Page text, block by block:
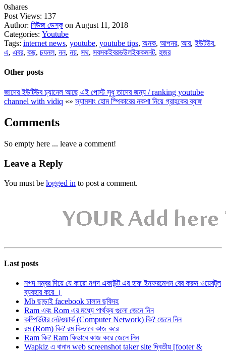
0shares
Post Views: 137
Author: নিউজ ডেস্ক on August 11, 2018
Categories: Youtube
Tags: internet news, youtube, youtube tips, অনক, আপনর, আর,ইউটউব,
এ, এবর, কছ, চযনল, নন, নয়, সথ, সবসকইবরভউলইককমনট, হজর
Other posts
জাদের ইউটিউব চ্যানেল আছে এই পোস্ট সুধু তাদের জন্য / ranking youtube
channel with vidiq «»স্যামসাং হোম স্পিকারের নকশা নিয়ে গ্রাহকের ব্যাঙ্গ
Comments
So empty here ... leave a comment!
Leave a Reply
You must be logged in to post a comment.
Last posts
নগদ নম্বর দিয়ে যে কারো নগদ একাউন্ট এর হাফ ইনফরমেশন বের করুন ওয়েবটুল
ব্যবহার করে ।
Mb ছাড়াই facebook চালান ছবিসহ
Ram এবং Rom এর মধ্যে পার্থক্য গুলো জেনে নিন
কম্পিউটার নেটওয়ার্ক (Computer Network) কি? জেনে নিন
রম (Rom) কি? রম কিভাবে কাজ করে
Ram কি? Ram কিভাবে কাজ করে জেনে নিন
Wapkiz এ বানান web screenshot taker site দ্বিতীয় [footer &